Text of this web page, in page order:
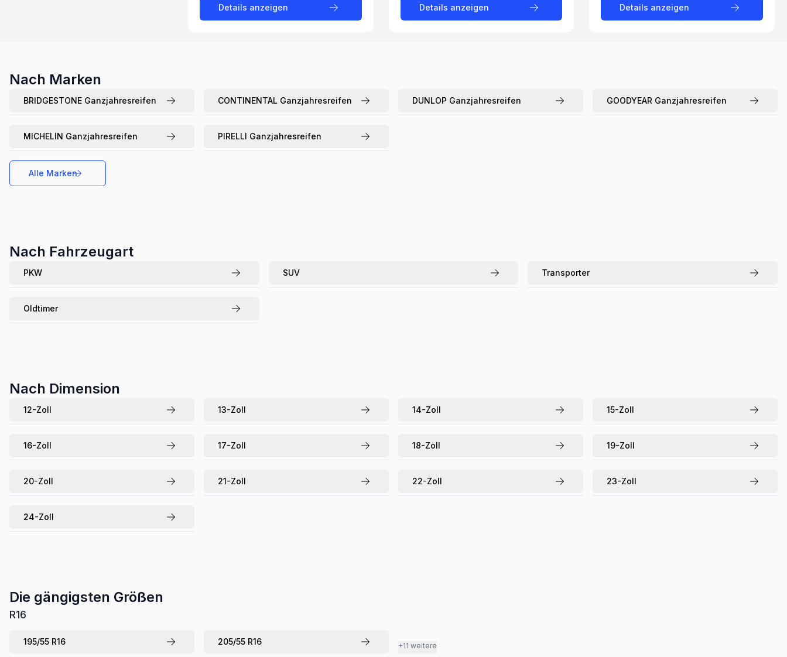
Details anzeigen Details anzeigen Details anzeigen
Nach Marken
BRIDGESTONE Ganzjahresreifen CONTINENTAL Ganzjahresreifen DUNLOP Ganzjahresreifen GOODYEAR Ganzjahresreifen
MICHELIN Ganzjahresreifen PIRELLI Ganzjahresreifen
Alle Marken
Nach Fahrzeugart
PKW SUV Transporter
Oldtimer
Nach Dimension
12-Zoll 13-Zoll 14-Zoll 15-Zoll
16-Zoll 17-Zoll 18-Zoll 19-Zoll
20-Zoll 21-Zoll 22-Zoll 23-Zoll
24-Zoll
Die gängigsten Größen
R16
195/55 R16 205/55 R16 +11 weitere